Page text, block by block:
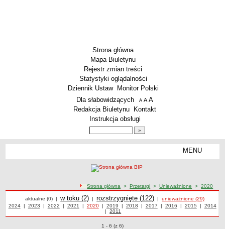
Strona główna
Mapa Biuletynu
Rejestr zmian treści
Statystyki oglądalności
Dziennik Ustaw
Monitor Polski
Menu dodatkowe
Dla słabowidzących A pomniejsz czcionkę
A standardowy rozmiar czcionki
A
Redakcja Biuletynu
Kontakt
Instrukcja obsługi
MENU
Przedmiot działalności wg. PKD
Status prawny
ścieżka nawigacji
Strona główna >Przetargi >Unieważnione >2020
Przetargi unieważnione z 2020 roku
Przetargi
aktualne (0) |Przetargi
w toku (2) |Przetargi
rozstrzygnięte (122) | Przetargi
unieważnione (29)
Przetargi z roku
2024| Przetargi z roku
2023 | Przetargi z roku
2022 | Przetargi z roku
2021 | Przetargi z roku
2020| Przetargi z roku
2019 | Przetargi z roku
2018 | Przetargi z roku
2017 | Przetargi z roku
2016 | Przetargi z roku
2015 | Przetargi
2014
|Przetargi z roku
2011
Przetargi o pozycjach
1 - 6 (z 6)